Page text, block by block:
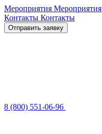
Мероприятия Мероприятия
Контакты Контакты
Отправить заявку
8 (800) 551-06-96